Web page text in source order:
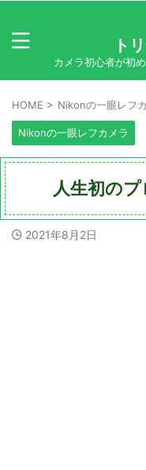
ト
カメラ初心者が初
HOME > Nikonの一眼レフ
Nikonの一眼レフカメラ
人生初の
2021年8月2日